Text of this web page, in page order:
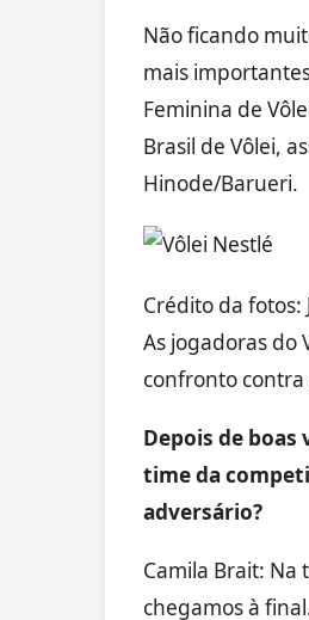
Não ficando
mais
Feminina de
Brasil de Vôlei,
Hinode/Barueri.
Crédito da fotos:
As jogadoras do
confronto contra
Depois de
time da
adversário?
Camila Brait: Na
chegamos à